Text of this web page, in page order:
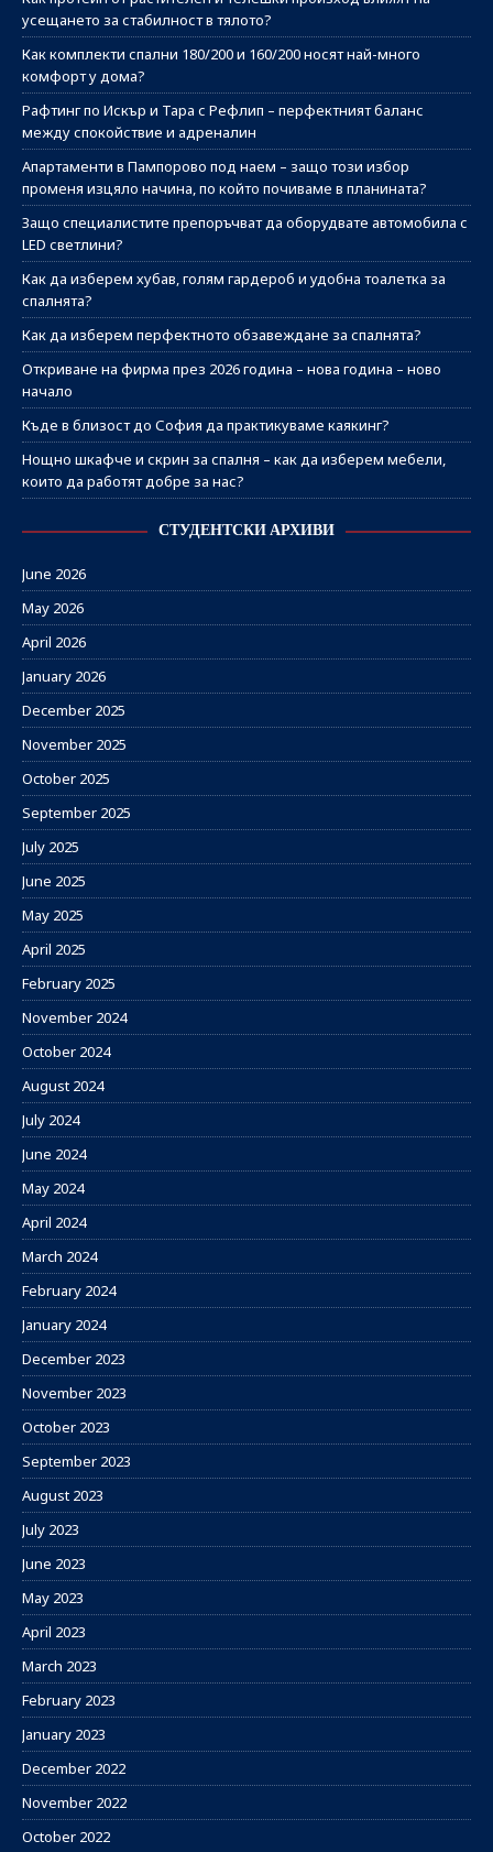
усещането за стабилност в тялото?
Как комплекти спални 180/200 и 160/200 носят най-много
комфорт у дома?
Рафтинг по Искър и Тара с Рефлип – перфектният баланс
между спокойствие и адреналин
Апартаменти в Пампорово под наем – защо този избор
променя изцяло начина, по който почиваме в планината?
Защо специалистите препоръчват да оборудвате автомобила с
LED светлини?
Как да изберем хубав, голям гардероб и удобна тоалетка за
спалнята?
Как да изберем перфектното обзавеждане за спалнята?
Откриване на фирма през 2026 година – нова година – ново
начало
Къде в близост до София да практикуваме каякинг?
Нощно шкафче и скрин за спалня – как да изберем мебели,
които да работят добре за нас?
СТУДЕНТСКИ АРХИВИ
June 2026
May 2026
April 2026
January 2026
December 2025
November 2025
October 2025
September 2025
July 2025
June 2025
May 2025
April 2025
February 2025
November 2024
October 2024
August 2024
July 2024
June 2024
May 2024
April 2024
March 2024
February 2024
January 2024
December 2023
November 2023
October 2023
September 2023
August 2023
July 2023
June 2023
May 2023
April 2023
March 2023
February 2023
January 2023
December 2022
November 2022
October 2022